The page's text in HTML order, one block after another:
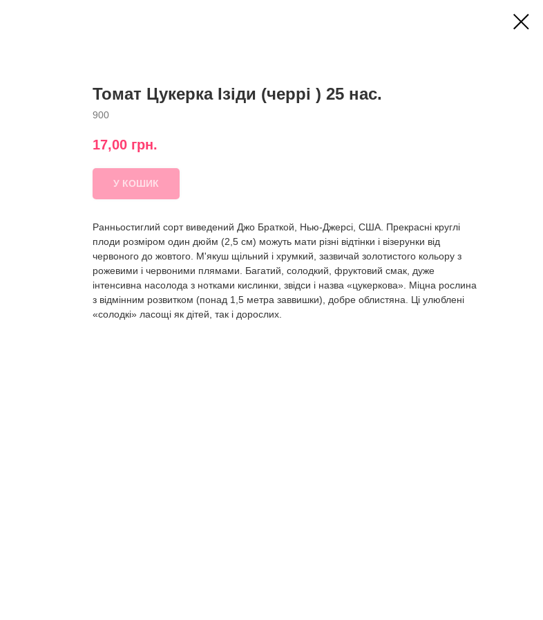
Томат Цукерка Ізіди (черрі ) 25 нас.
900
17,00 грн.
У КОШИК
Ранньостиглий сорт виведений Джо Браткой, Нью-Джерсі, США. Прекрасні круглі
плоди розміром один дюйм (2,5 см) можуть мати різні відтінки і візерунки від
червоного до жовтого. М'якуш щільний і хрумкий, зазвичай золотистого кольору з
рожевими і червоними плямами. Багатий, солодкий, фруктовий смак, дуже
інтенсивна насолода з нотками кислинки, звідси і назва «цукеркова». Міцна рослина
з відмінним розвитком (понад 1,5 метра заввишки), добре облистяна. Ці улюблені
«солодкі» ласощі як дітей, так і дорослих.